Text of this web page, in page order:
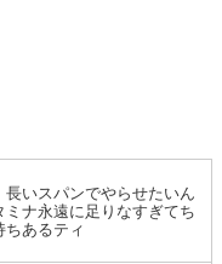
長いスパンでやらせたいん
ミナ永遠に足りなすぎてち
ちあるティ